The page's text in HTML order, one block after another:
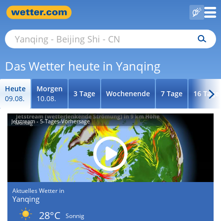
Das Wetter heute in Yanqing
Heute
09.08.
Morgen
10.08.
3 Tage Wochenende 7 Tage 16 Tage
Jetstream - 5-Tages-Vorhersage
Aktuelles Wetter in
Yanqing
28°C
Sonnig